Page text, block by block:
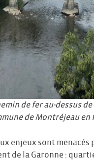
de fer au-dessus de
de Montréjeau en
enjeux sont menacés
de la Garonne :